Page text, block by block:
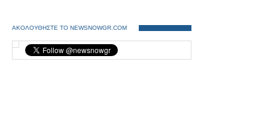
ΑΚΟΛΟΥΘΗΣΤΕ ΤΟ NEWSNOWGR.COM